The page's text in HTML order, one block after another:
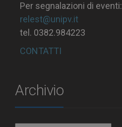
Per segnalazioni di eventi:
relest@unipv.it
tel. 0382.984223
CONTATTI
Archivio